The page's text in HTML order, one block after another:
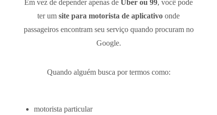
Em vez de depender apenas de Uber ou 99, você pode
ter um site para motorista de aplicativo onde
passageiros encontram seu serviço quando procuram no
Google.
Quando alguém busca por termos como:
motorista particular